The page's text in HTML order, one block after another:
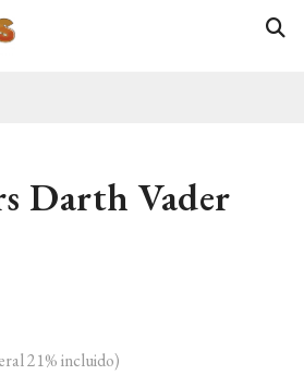
Darth Vader
21% incluido)